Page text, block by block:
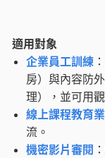
適用對象
企業員工訓練
房）與內容防
理），並可用
線上課程教育
流。
機密影片審閱